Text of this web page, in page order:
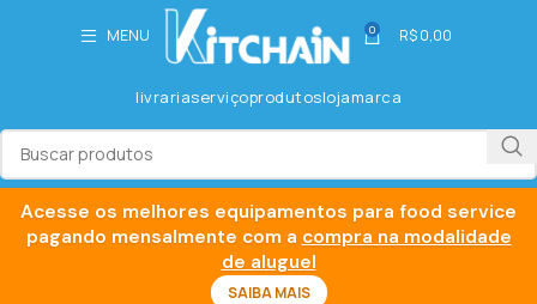
MENU 0 R$0,00
livrariaserviçoprodutoslojamarca
Acesse os melhores equipamentos para food service
pagando mensalmente com a compra na modalidade
de aluguel
SAIBA MAIS